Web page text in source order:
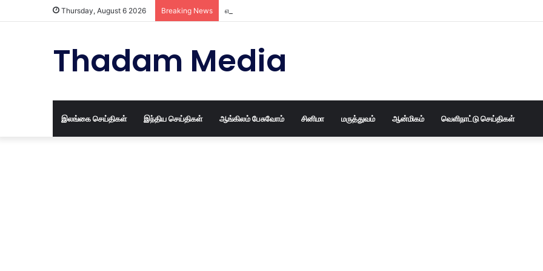
Thursday, August 6 2026 Breaking News எத்தனை வருட பழைய தோசக்கல்லையும் புதுசா மாத்திடலாம் 10 நிமிடத்தில் பழைய தோசக்கல்லை
Thadam Media
இலங்கை செய்திகள் இந்திய செய்திகள் ஆங்கிலம் பேசுவோம் சினிமா மருத்துவம் ஆன்மிகம் வெளிநாட்டு செய்திகள்